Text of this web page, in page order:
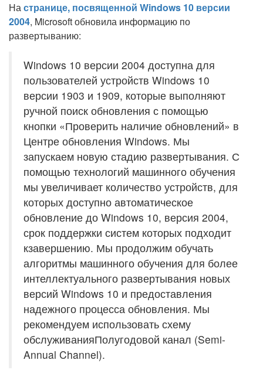
Настранице, посвященной Windows 10 версии
2004, Microsoft обновила информацию по
развертыванию:
Windows 10 версии 2004 доступна для
пользователей устройств Windows 10
версии 1903 и 1909, которые выполняют
ручной поиск обновления с помощью
кнопки «Проверить наличие обновлений» в
Центре обновления Windows. Мы
запускаем новую стадию развертывания. С
помощью технологий машинного обучения
мы увеличивает количество устройств, для
которых доступно автоматическое
обновление до Windows 10, версия 2004,
срок поддержки систем которых подходит
кзавершению. Мы продолжим обучать
алгоритмы машинного обучения для более
интеллектуального развертывания новых
версий Windows 10 и предоставления
надежного процесса обновления. Мы
рекомендуем использовать схему
обслуживанияПолугодовой канал (Semi-
Annual Channel).